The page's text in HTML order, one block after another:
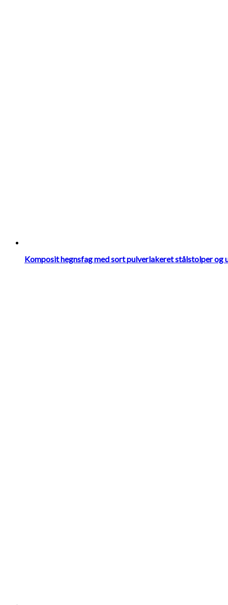
Komposit hegnsfag med sort pulverlakeret stålstolper og